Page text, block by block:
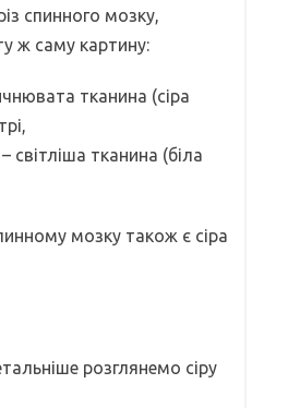
спинного мозку,
ж саму картину:
тканина (сіра
світліша тканина (біла
мозку також є сіра
розглянемо сіру